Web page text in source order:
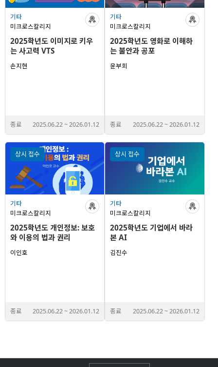
기타
2025학년도 이미지로 키우
는 사고력 VTS
미크로스칼리지
손지현
종료 2025.06.22~2026.01.12
기타
2025학년도 영화로 이해하
는 불안과 공포
미크로스칼리지
윤부희
종료 2025.06.22~2026.01.12
상시 접수
기타
2025학년도 개인정보: 보호
와 이용의 법과 권리
미크로스칼리지
이인호
종료 2025.06.22~2026.01.12
상시 접수
기타
2025학년도 기업에서 바라
본 AI
미크로스칼리지
김진수
종료 2025.06.22~2026.01.12